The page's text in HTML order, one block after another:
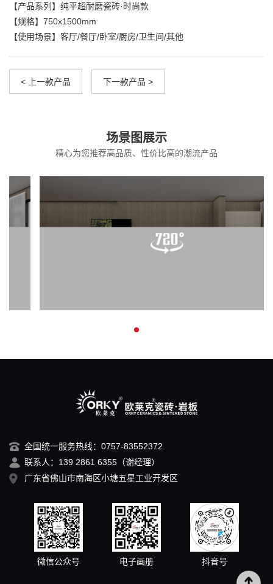
【产品系列】纯平超耐磨瓷砖·时尚款
【规格】750x1500mm
【使用场景】客厅/餐厅/卧室/厨房/卫生间/其他
< 上一款产品 下一款产品 >
场景图展示
精心为您推荐高品质、性价比高的潮流产品
全国统一服务热线：0757-83552372
联系人：139 2861 6355（谢经理）
广东省佛山市南海区小塘五星工业开发区
微信公众号 电子画册 抖音号